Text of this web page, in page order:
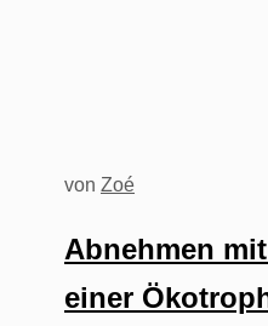
Abnehmen
einer
von Zoé